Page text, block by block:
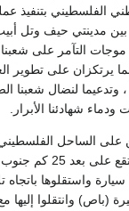
الفلسطيني بتنفيذ
مدينتي حيف وتل
التآمر على
يرتكزان على تطوير
وتدعيما لنضال شعبنا
ودماء شهادئنا الأبرار.
على الساحل
معجان ميخائيل،
سيارة واستقلوها
(باص) وانتقلوا إليها